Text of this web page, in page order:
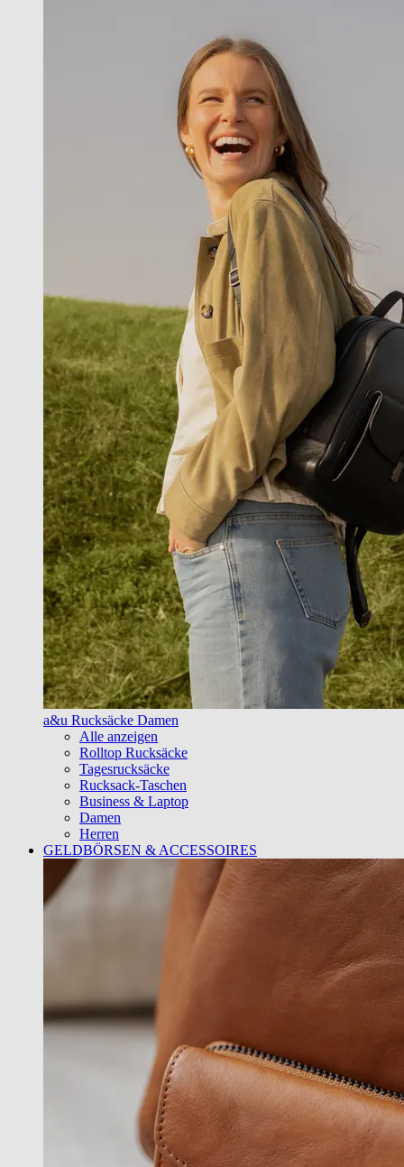
a&u Rucksäcke Damen
Alle anzeigen
Rolltop Rucksäcke
Tagesrucksäcke
Rucksack-Taschen
Business & Laptop
Damen
Herren
GELDBÖRSEN & ACCESSOIRES